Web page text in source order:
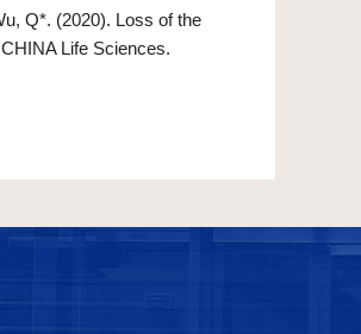
Q*. (2020). Loss of the
Life Sciences.